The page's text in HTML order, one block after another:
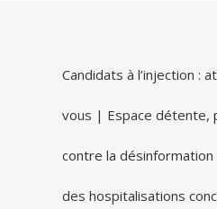
Candidats à l’injection :
vous | Espace détente,
contre la désinformation
des hospitalisations